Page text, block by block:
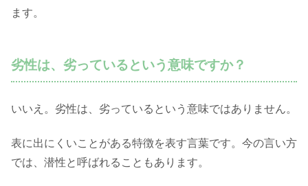
ます。
劣性は、劣っているという意味ですか？
いいえ。劣性は、劣っているという意味ではありません。
表に出にくいことがある特徴を表す言葉です。今の言い方
では、潜性と呼ばれることもあります。